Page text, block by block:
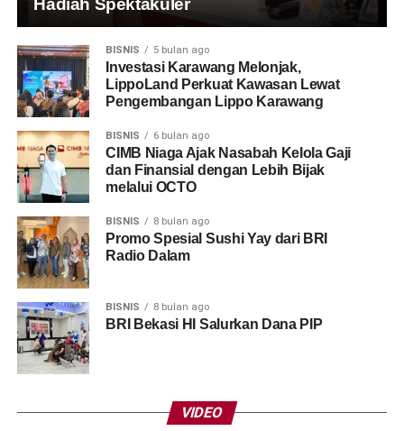
Hadiah Spektakuler
BISNIS 5 bulan ago
Investasi Karawang Melonjak,
LippoLand Perkuat Kawasan Lewat
Pengembangan Lippo Karawang
BISNIS 6 bulan ago
CIMB Niaga Ajak Nasabah Kelola Gaji
dan Finansial dengan Lebih Bijak
melalui OCTO
BISNIS 8 bulan ago
Promo Spesial Sushi Yay dari BRI
Radio Dalam
BISNIS 8 bulan ago
BRI Bekasi HI Salurkan Dana PIP
VIDEO